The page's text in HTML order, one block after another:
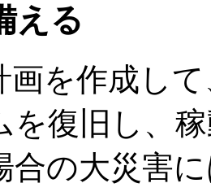
える
画を作成し
を復旧し、
合の大災害